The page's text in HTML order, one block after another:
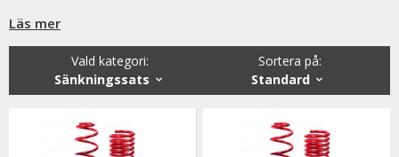
Uppgradera väghållningen på din VW med en sänkningssats.
Med en sänkningssats monterad blir din bil både lägre och
bättre på vägen.
Vi håller alltid konkurrenskraftiga priser utan att tumma på
erbjuda en så god service som möjligt samt snabba
leveranser. Ordrar lagda före kl 12.00 skickas samma dag.
Läs mer
Sortera på:
Standard
Vald kategori:
Sänkningssats